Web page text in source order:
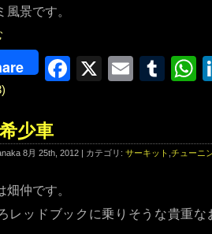
風景です。
Facebook
X Email
少車
8月 25th, 2012 | カテゴリ: サーキット チューニ
畑仲です。
レッドブックに乗りそうな貴重